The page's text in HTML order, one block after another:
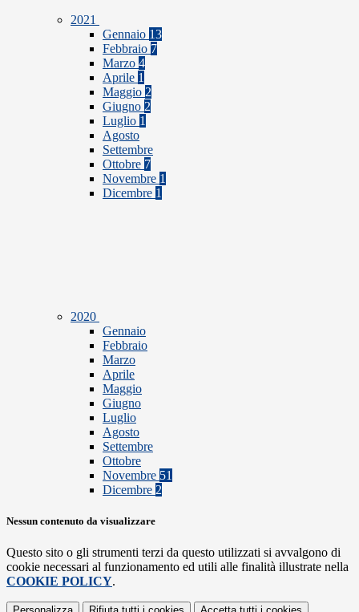
2021
Gennaio 13
Febbraio 7
Marzo 4
Aprile 1
Maggio 2
Giugno 2
Luglio 1
Agosto
Settembre
Ottobre 7
Novembre 1
Dicembre 1
2020
Gennaio
Febbraio
Marzo
Aprile
Maggio
Giugno
Luglio
Agosto
Settembre
Ottobre
Novembre 51
Dicembre 2
Nessun contenuto da visualizzare
Questo sito o gli strumenti terzi da questo utilizzati si avvalgono di
cookie necessari al funzionamento ed utili alle finalità illustrate nella
COOKIE POLICY.